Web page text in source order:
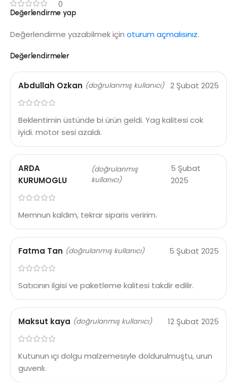
0
Değerlendirmeler
Abdullah Ozkan (doğrulanmış kullanıcı) 2 Şubat 2025
Beklentimin üstünde bi ürün geldi. Yag kalitesi cok
iyidi. motor sesi azaldı.
ARDA
KURUMOGLU
(doğrulanmış
kullanıcı)
5 Şubat
2025
Memnun kaldım, tekrar siparis veririm.
Fatma Tan (doğrulanmış kullanıcı) 5 Şubat 2025
Satıcının ilgisi ve paketleme kalitesi takdir edilir.
Maksut kaya (doğrulanmış kullanıcı) 12 Şubat 2025
Kutunun ıçı dolgu malzemesıyle doldurulmuştu, urun
guvenlı.
Değerlendirme yap
Değerlendirme yazabilmek için oturum açmalısınız.